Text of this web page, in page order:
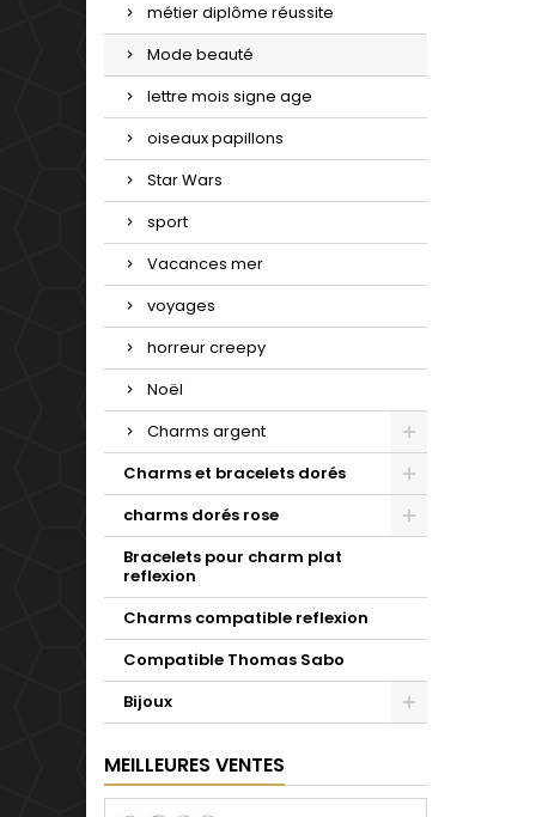
métier diplôme réussite
Mode beauté
lettre mois signe age
oiseaux papillons
Star Wars
sport
Vacances mer
voyages
horreur creepy
Noël
Charms argent
Charms et bracelets dorés
charms dorés rose
Bracelets pour charm plat
reflexion
Charms compatible reflexion
Compatible Thomas Sabo
Bijoux
MEILLEURES VENTES